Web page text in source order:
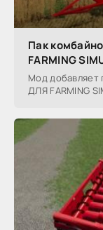
Пак
FARMING
Мод добавляет
ДЛЯ FARMING